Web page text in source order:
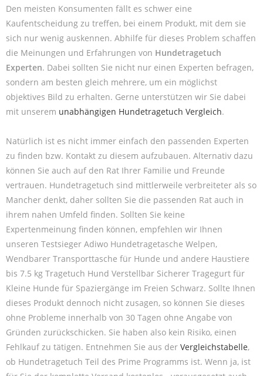
Den meisten Konsumenten fällt es schwer eine
Kaufentscheidung zu treffen, bei einem Produkt, mit dem sie
sich nur wenig auskennen. Abhilfe für dieses Problem schaffen
die Meinungen und Erfahrungen von Hundetragetuch
Experten. Dabei sollten Sie nicht nur einen Experten befragen,
sondern am besten gleich mehrere, um ein möglichst
objektives Bild zu erhalten. Gerne unterstützen wir Sie dabei
mit unserem unabhängigen Hundetragetuch Vergleich.
Natürlich ist es nicht immer einfach den passenden Experten
zu finden bzw. Kontakt zu diesem aufzubauen. Alternativ dazu
können Sie auch auf den Rat Ihrer Familie und Freunde
vertrauen. Hundetragetuch sind mittlerweile verbreiteter als so
Mancher denkt, daher sollten Sie die passenden Rat auch in
ihrem nahen Umfeld finden. Sollten Sie keine
Expertenmeinung finden können, empfehlen wir Ihnen
unseren Testsieger Adiwo Hundetragetasche Welpen,
Wendbarer Transporttasche für Hunde und andere Haustiere
bis 7.5 kg Tragetuch Hund Verstellbar Sicherer Tragegurt für
Kleine Hunde für Spaziergänge im Freien Schwarz. Sollte Ihnen
dieses Produkt dennoch nicht zusagen, so können Sie dieses
ohne Probleme innerhalb von 30 Tagen ohne Angabe von
Gründen zurückschicken. Sie haben also kein Risiko, einen
Fehlkauf zu tätigen. Entnehmen Sie aus der Vergleichstabelle,
ob Hundetragetuch Teil des Prime Programms ist. Wenn ja, ist